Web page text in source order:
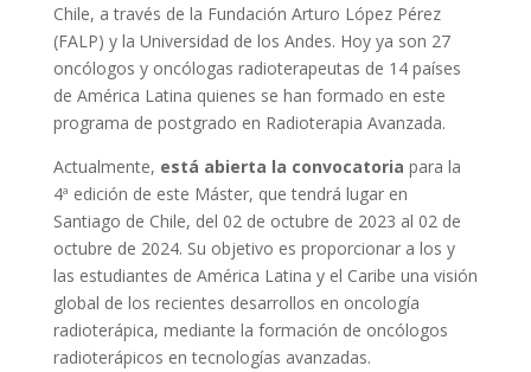
Chile, a través de la Fundación Arturo López Pérez
(FALP) y la Universidad de los Andes. Hoy ya son 27
oncólogos y oncólogas radioterapeutas de 14 países
de América Latina quienes se han formado en este
programa de postgrado en Radioterapia Avanzada.
Actualmente, está abierta la convocatoria para la
4ª edición de este Máster, que tendrá lugar en
Santiago de Chile, del 02 de octubre de 2023 al 02 de
octubre de 2024. Su objetivo es proporcionar a los y
las estudiantes de América Latina y el Caribe una visión
global de los recientes desarrollos en oncología
radioterápica, mediante la formación de oncólogos
radioterápicos en tecnologías avanzadas.